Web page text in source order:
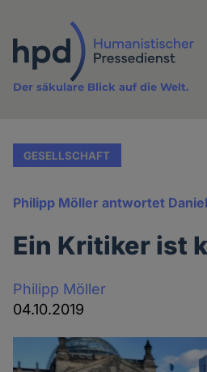
Inhalt
Der säkulare Blick auf die Welt.
GESELLSCHAFT
Philipp Möller antwortet
Ein Kritiker ist
Philipp Möller
04.10.2019